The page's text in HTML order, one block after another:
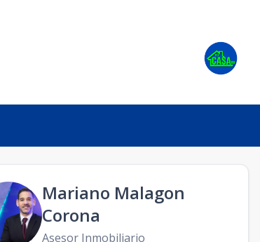
Mariano Malagon
Corona
Asesor Inmobiliario